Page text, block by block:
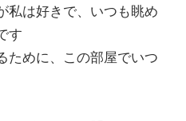
私は好きで、いつも眺め
す
ために、この部屋でいつ